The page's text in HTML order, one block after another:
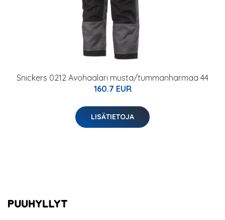
Snickers 0212 Avohaalari musta/tummanharmaa 44
160.7 EUR
LISÄTIETOJA